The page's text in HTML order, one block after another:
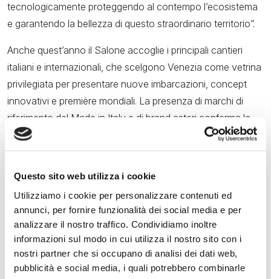
Questo sito web utilizza i cookie
Utilizziamo i cookie per personalizzare contenuti ed
annunci, per fornire funzionalità dei social media e per
analizzare il nostro traffico. Condividiamo inoltre
informazioni sul modo in cui utilizza il nostro sito con i
nostri partner che si occupano di analisi dei dati web,
pubblicità e social media, i quali potrebbero combinarle
tecnologicamente proteggendo al contempo l’ecosistema
e garantendo la bellezza di questo straordinario territorio”.
Anche quest’anno il Salone accoglie i principali cantieri
italiani e internazionali, che scelgono Venezia come vetrina
privilegiata per presentare nuove imbarcazioni, concept
innovativi e première mondiali. La presenza di marchi di
riferimento del Made in Italy e di brand esteri conferma la
capacità dell’Arsenale di attrarre operatori che vedono nel
Salone un’occasione strategica per dialogare con i mercati
L’edizione di quest’anno propone un percorso che mette in
dialogo grandi yacht, imbarcazioni tradizionali, prototipi
elettrici e ibridi, tecnologie per la navigazione sostenibile e
progetti sviluppati con università e centri di ricerca.
Accanto all’esposizione, un fitto calendario di incontri,